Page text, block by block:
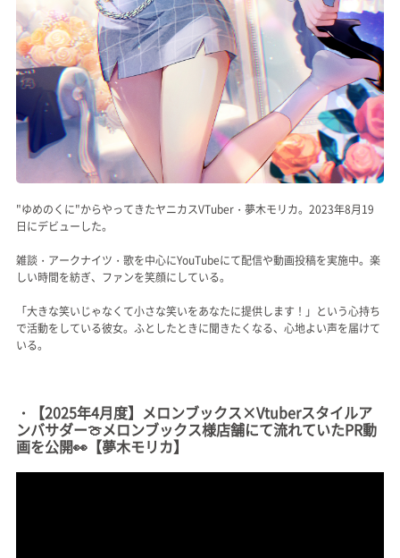
"ゆめのくに"からやってきたヤニカスVTuber・夢木モリカ。2023年8月19
日にデビューした。
雑談・アークナイツ・歌を中心にYouTubeにて配信や動画投稿を実施中。楽
しい時間を紡ぎ、ファンを笑顔にしている。
「大きな笑いじゃなくて小さな笑いをあなたに提供します！」という心持ち
で活動をしている彼女。ふとしたときに聞きたくなる、心地よい声を届けて
いる。
・【2025年4月度】メロンブックス×Vtuberスタイルア
ンバサダー🍈メロンブックス様店舗にて流れていたPR動
画を公開👀【夢木モリカ】